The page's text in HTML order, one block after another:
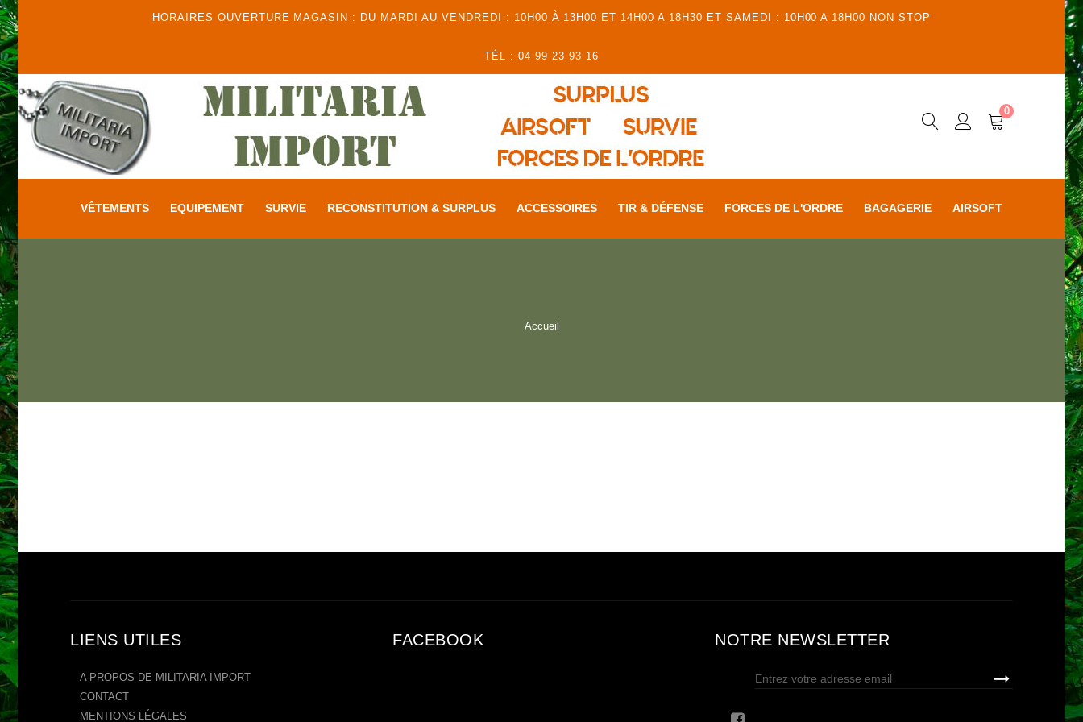
HORAIRES OUVERTURE MAGASIN : DU MARDI AU VENDREDI : 10H00 À 13H00 ET 14H00 A 18H30 ET SAMEDI : 10H00 A 18H00 NON STOP
TÉL : 04 99 23 93 16
0
VÊTEMENTS EQUIPEMENT SURVIE RECONSTITUTION & SURPLUS ACCESSOIRES TIR & DÉFENSE FORCES DE L'ORDRE BAGAGERIE AIRSOFT
Accueil
LIENS UTILES
A PROPOS DE MILITARIA IMPORT
CONTACT
MENTIONS LÉGALES
FACEBOOK NOTRE NEWSLETTER